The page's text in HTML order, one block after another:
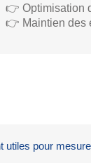
👉 Optimisation
👉 Maintien des
pour